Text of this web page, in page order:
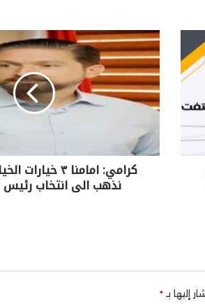
كرامي: امامنا ٣
نذهب الى انتخاب رئيس
إليها بـ *